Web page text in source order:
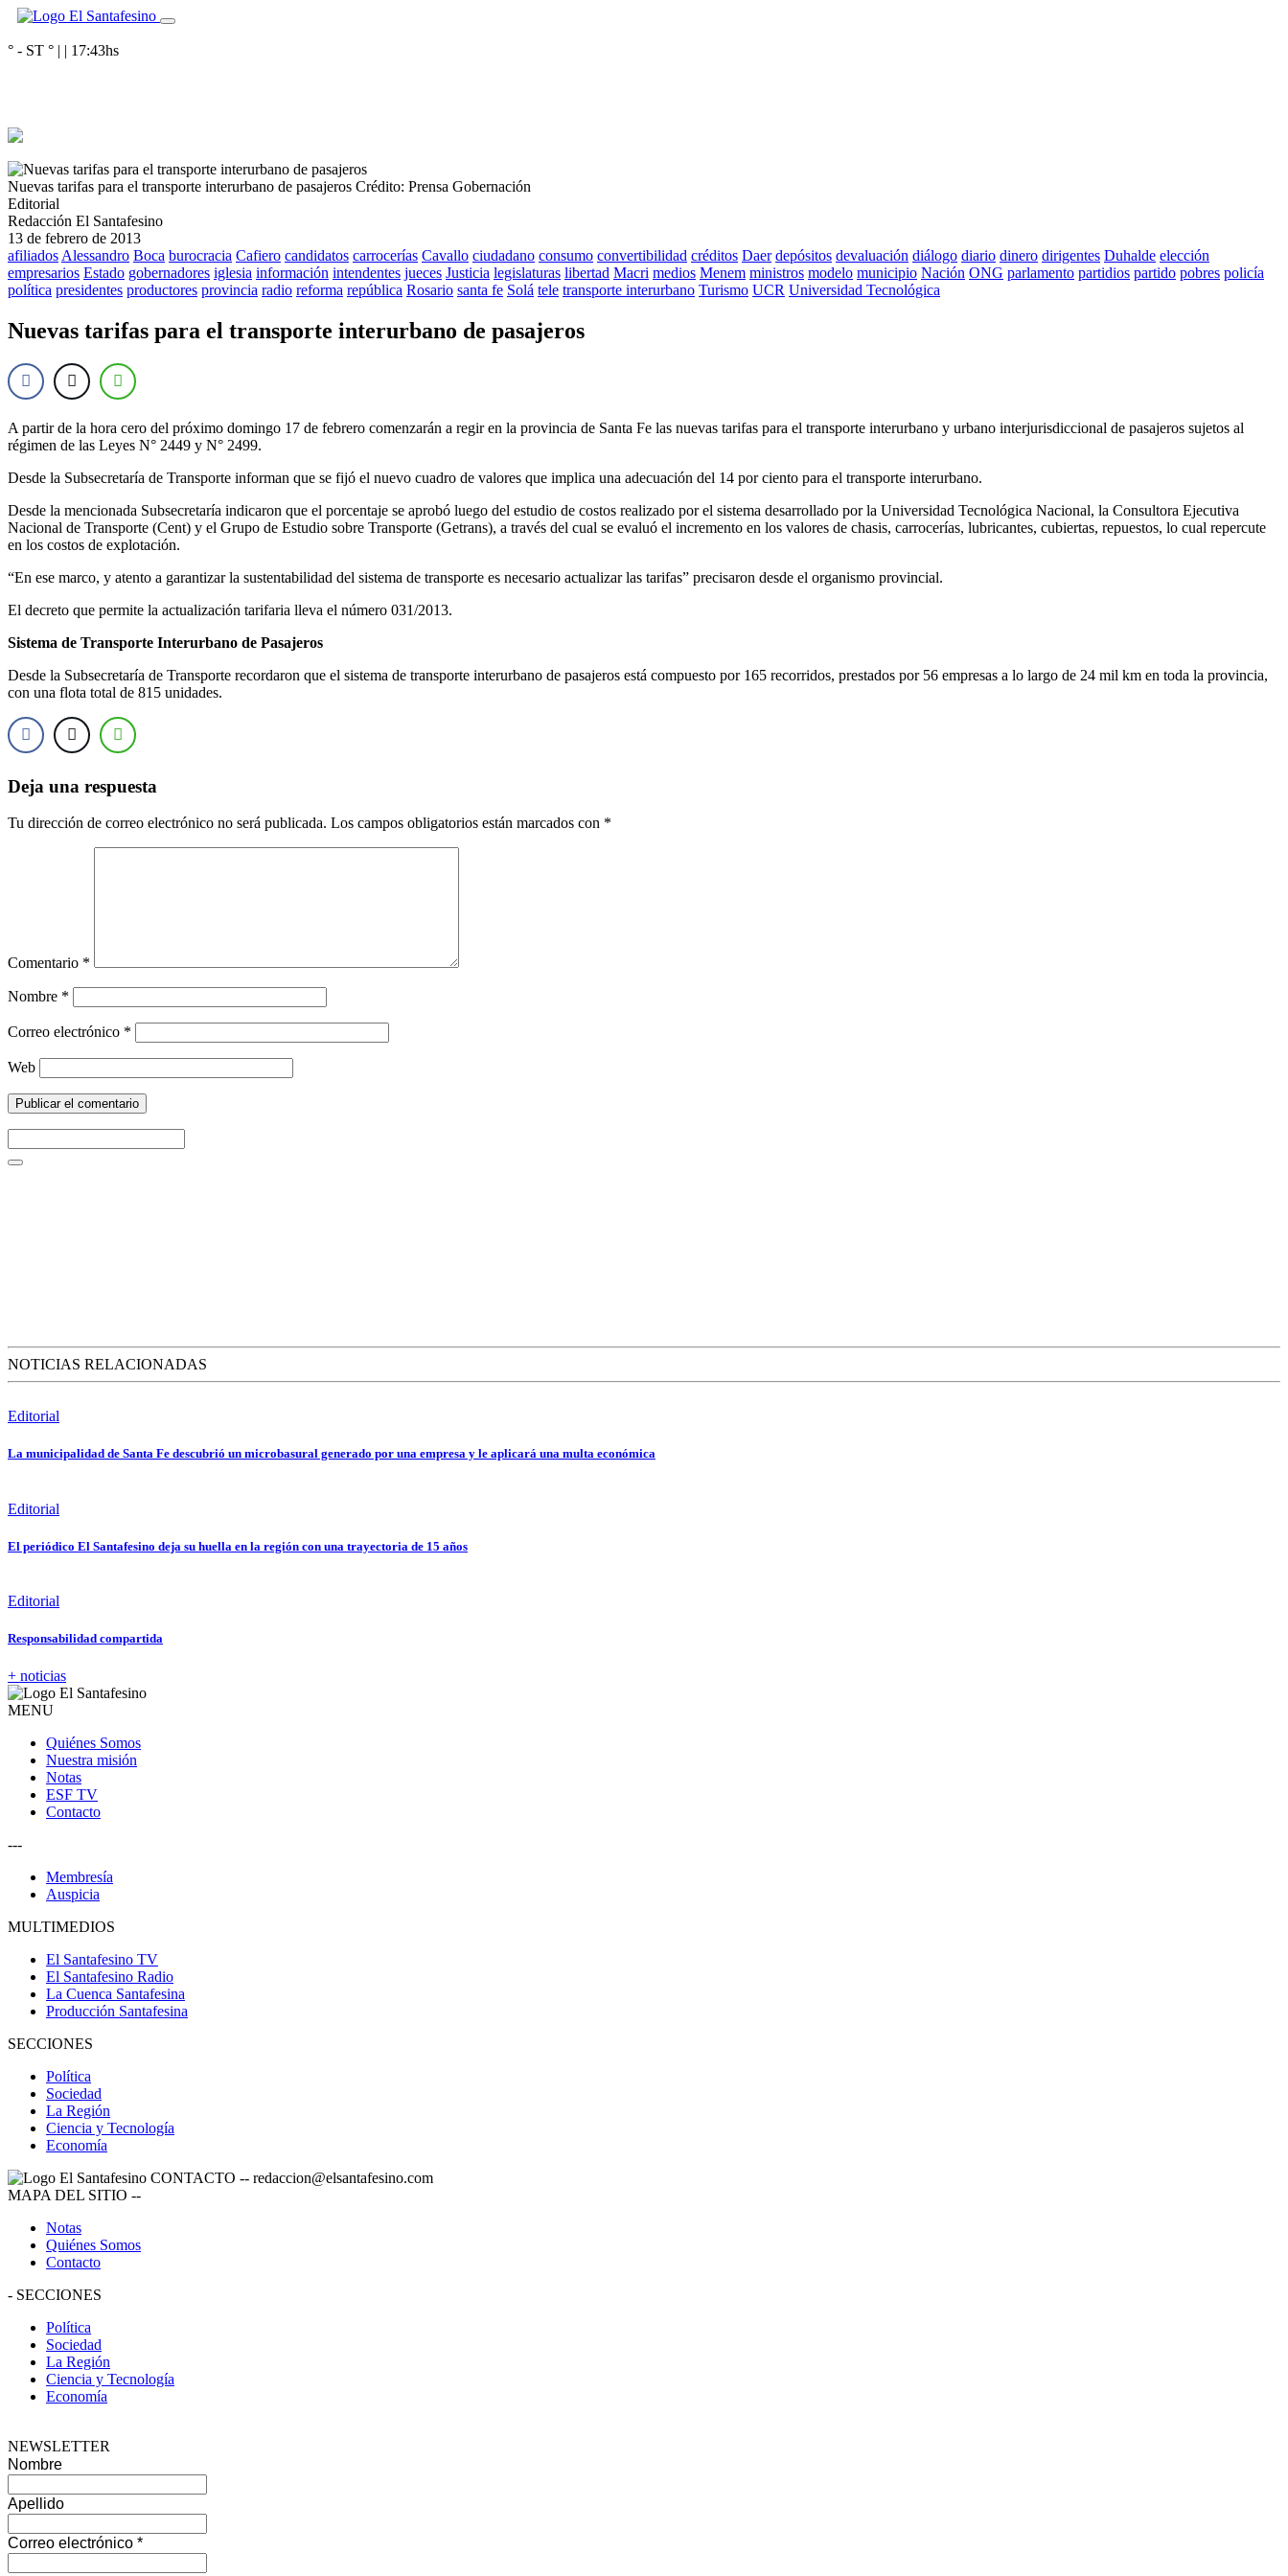
° - ST ° | | 17:43hs
Nuevas tarifas para el transporte interurbano de pasajeros Crédito: Prensa Gobernación
Editorial
Redacción El Santafesino
13 de febrero de 2013
afiliados Alessandro Boca burocracia Cafiero candidatos carrocerías Cavallo ciudadano consumo convertibilidad créditos Daer depósitos devaluación diálogo diario dinero dirigentes Duhalde elección
empresarios Estado gobernadores iglesia información intendentes jueces Justicia legislaturas libertad Macri medios Menem ministros modelo municipio Nación ONG parlamento partidios partido pobres policía
política presidentes productores provincia radio reforma república Rosario santa fe Solá tele transporte interurbano Turismo UCR Universidad Tecnológica
Nuevas tarifas para el transporte interurbano de pasajeros
A partir de la hora cero del próximo domingo 17 de febrero comenzarán a regir en la provincia de Santa Fe las nuevas tarifas para el transporte interurbano y urbano interjurisdiccional de pasajeros sujetos al
régimen de las Leyes N° 2449 y N° 2499.
Desde la Subsecretaría de Transporte informan que se fijó el nuevo cuadro de valores que implica una adecuación del 14 por ciento para el transporte interurbano.
Desde la mencionada Subsecretaría indicaron que el porcentaje se aprobó luego del estudio de costos realizado por el sistema desarrollado por la Universidad Tecnológica Nacional, la Consultora Ejecutiva
Nacional de Transporte (Cent) y el Grupo de Estudio sobre Transporte (Getrans), a través del cual se evaluó el incremento en los valores de chasis, carrocerías, lubricantes, cubiertas, repuestos, lo cual repercute
en los costos de explotación.
“En ese marco, y atento a garantizar la sustentabilidad del sistema de transporte es necesario actualizar las tarifas” precisaron desde el organismo provincial.
El decreto que permite la actualización tarifaria lleva el número 031/2013.
Sistema de Transporte Interurbano de Pasajeros
Desde la Subsecretaría de Transporte recordaron que el sistema de transporte interurbano de pasajeros está compuesto por 165 recorridos, prestados por 56 empresas a lo largo de 24 mil km en toda la provincia,
con una flota total de 815 unidades.
Deja una respuesta
Tu dirección de correo electrónico no será publicada. Los campos obligatorios están marcados con *
Comentario *
Nombre *
Correo electrónico *
Web
NOTICIAS RELACIONADAS
Editorial
La municipalidad de Santa Fe descubrió un microbasural generado por una empresa y le aplicará una multa económica
Editorial
El periódico El Santafesino deja su huella en la región con una trayectoria de 15 años
Editorial
Responsabilidad compartida
+ noticias
MENU
Quiénes Somos
Nuestra misión
Notas
ESF TV
Contacto
---
Membresía
Auspicia
MULTIMEDIOS
El Santafesino TV
El Santafesino Radio
La Cuenca Santafesina
Producción Santafesina
SECCIONES
Política
Sociedad
La Región
Ciencia y Tecnología
Economía
CONTACTO -- redaccion@elsantafesino.com
MAPA DEL SITIO --
Notas
Quiénes Somos
Contacto
- SECCIONES
Política
Sociedad
La Región
Ciencia y Tecnología
Economía
NEWSLETTER
Nombre
Apellido
Correo electrónico *